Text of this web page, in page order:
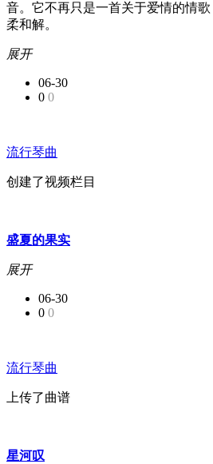
音。它不再只是一首关于爱情的情
柔和解。
展开
06-30
0 0
流行琴曲
创建了视频栏目
盛夏的果实
展开
06-30
0 0
流行琴曲
上传了曲谱
星河叹